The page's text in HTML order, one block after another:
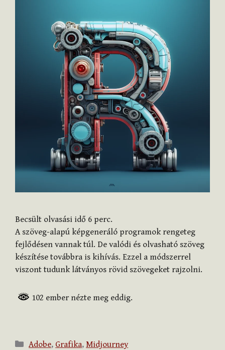
Becsült olvasási idő 6 perc.
A szöveg-alapú képgeneráló programok rengeteg
fejlődésen vannak túl. De valódi és olvasható szöveg
készítése továbbra is kihívás. Ezzel a módszerrel
viszont tudunk látványos rövid szövegeket rajzolni.
102 ember nézte meg eddig.
Kategória
Adobe, Grafika,Midjourney